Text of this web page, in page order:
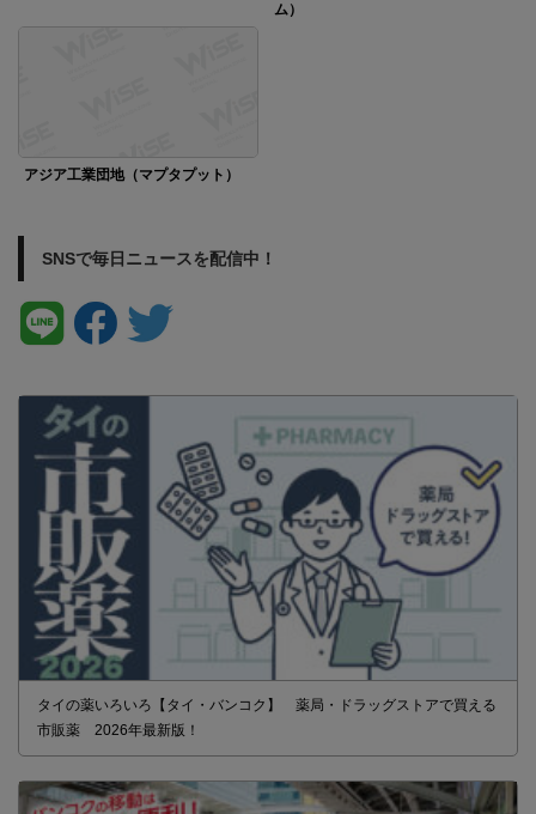
ム）
アジア工業団地（マプタプット）
SNSで毎日ニュースを配信中！
タイの薬いろいろ【タイ・バンコク】 薬局・ドラッグストアで買える
市販薬 2026年最新版！